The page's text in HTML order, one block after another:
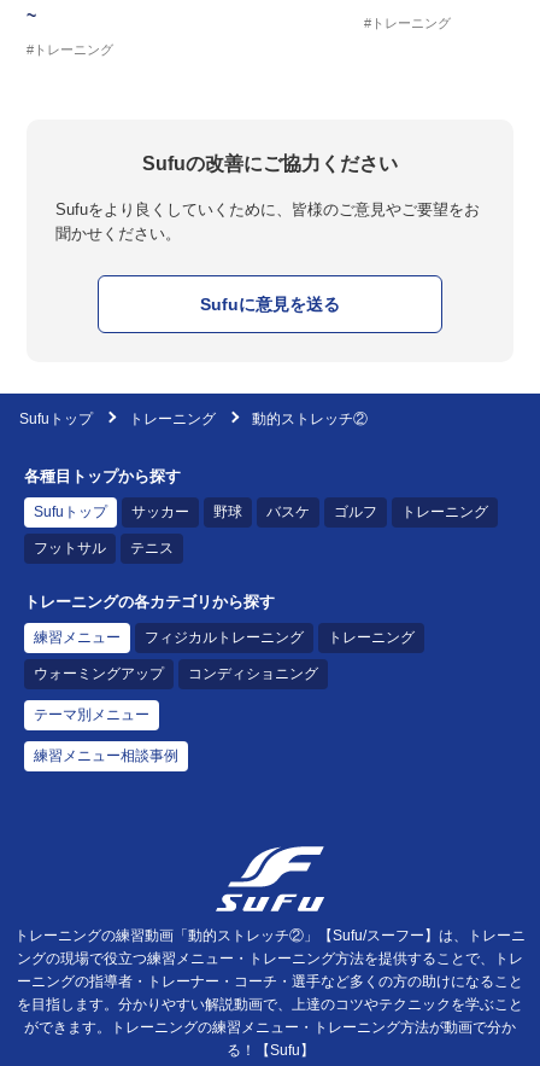
~
#トレーニング
#トレーニング
Sufuの改善にご協力ください
Sufuをより良くしていくために、皆様のご意見やご要望をお
聞かせください。
Sufuに意見を送る
Sufuトップ トレーニング 動的ストレッチ②
各種目トップから探す
Sufuトップ サッカー 野球 バスケ ゴルフ トレーニング
フットサル テニス
トレーニングの各カテゴリから探す
練習メニュー フィジカルトレーニング トレーニング
ウォーミングアップ コンディショニング
テーマ別メニュー
練習メニュー相談事例
トレーニングの練習動画「動的ストレッチ②」【Sufu/スーフー】は、トレーニ
ングの現場で役立つ練習メニュー・トレーニング方法を提供することで、トレ
ーニングの指導者・トレーナー・コーチ・選手など多くの方の助けになること
を目指します。分かりやすい解説動画で、上達のコツやテクニックを学ぶこと
ができます。トレーニングの練習メニュー・トレーニング方法が動画で分か
る！【Sufu】